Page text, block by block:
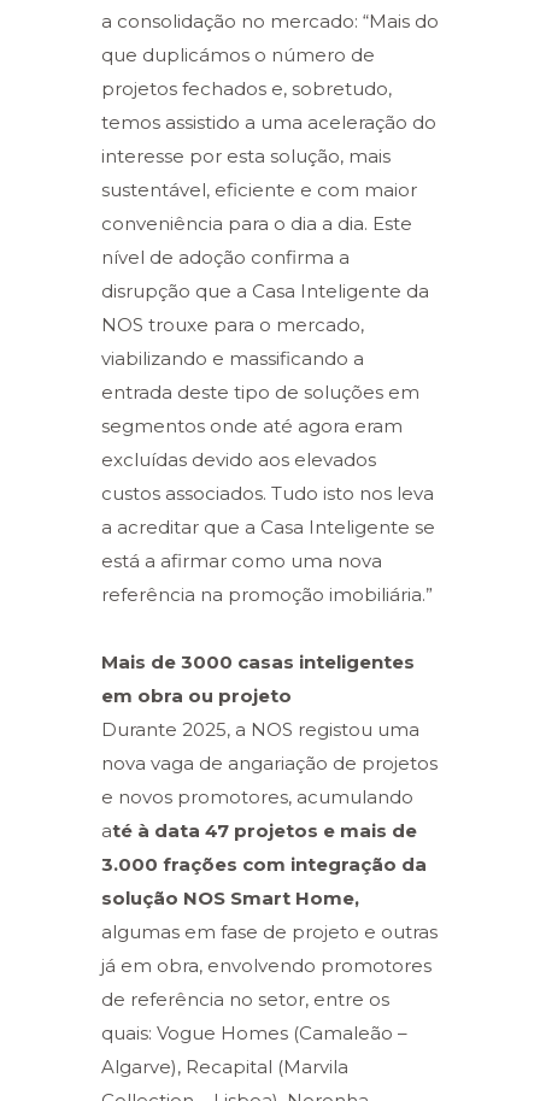
a consolidação no mercado: “Mais do
que duplicámos o número de
projetos fechados e, sobretudo,
temos assistido a uma aceleração do
interesse por esta solução, mais
sustentável, eficiente e com maior
conveniência para o dia a dia. Este
nível de adoção confirma a
disrupção que a Casa Inteligente da
NOS trouxe para o mercado,
viabilizando e massificando a
entrada deste tipo de soluções em
segmentos onde até agora eram
excluídas devido aos elevados
custos associados. Tudo isto nos leva
a acreditar que a Casa Inteligente se
está a afirmar como uma nova
referência na promoção imobiliária.”
Mais de 3000 casas inteligentes
em obra ou projeto
Durante 2025, a NOS registou uma
nova vaga de angariação de projetos
e novos promotores, acumulando
até à data 47 projetos e mais de
3.000 frações com integração da
solução NOS Smart Home,
algumas em fase de projeto e outras
já em obra, envolvendo promotores
de referência no setor, entre os
quais: Vogue Homes (Camaleão –
Algarve), Recapital (Marvila